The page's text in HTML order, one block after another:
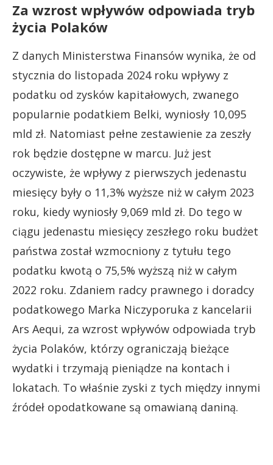
Za wzrost wpływów odpowiada tryb
życia Polaków
Z danych Ministerstwa Finansów wynika, że od
stycznia do listopada 2024 roku wpływy z
podatku od zysków kapitałowych, zwanego
popularnie podatkiem Belki, wyniosły 10,095
mld zł. Natomiast pełne zestawienie za zeszły
rok będzie dostępne w marcu. Już jest
oczywiste, że wpływy z pierwszych jedenastu
miesięcy były o 11,3% wyższe niż w całym 2023
roku, kiedy wyniosły 9,069 mld zł. Do tego w
ciągu jedenastu miesięcy zeszłego roku budżet
państwa został wzmocniony z tytułu tego
podatku kwotą o 75,5% wyższą niż w całym
2022 roku. Zdaniem radcy prawnego i doradcy
podatkowego Marka Niczyporuka z kancelarii
Ars Aequi, za wzrost wpływów odpowiada tryb
życia Polaków, którzy ograniczają bieżące
wydatki i trzymają pieniądze na kontach i
lokatach. To właśnie zyski z tych między innymi
źródeł opodatkowane są omawianą daniną.